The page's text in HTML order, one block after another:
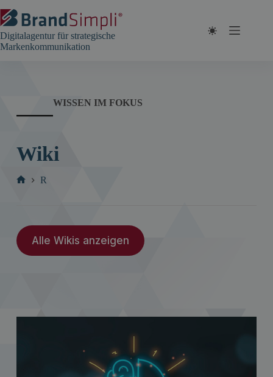
Inhalt
springen
Digitalagentur für strategische
Markenkommunikation
WISSEN IM FOKUS
Wiki
R
Alle Wikis anzeigen